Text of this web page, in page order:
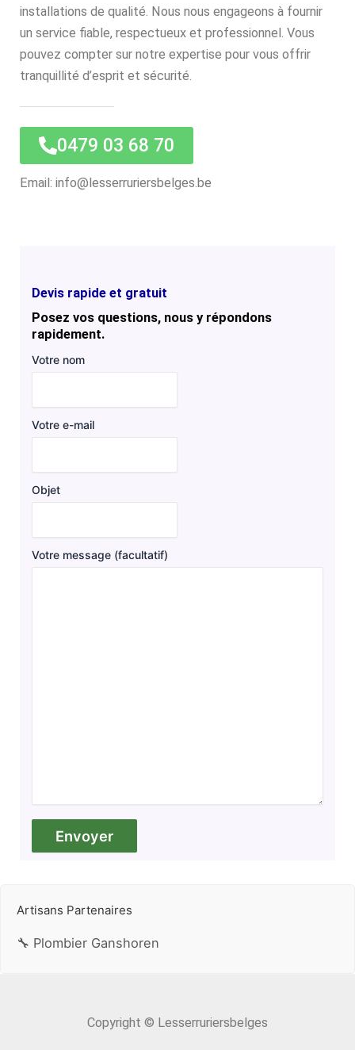
installations de qualité. Nous nous engageons à fournir
un service fiable, respectueux et professionnel. Vous
pouvez compter sur notre expertise pour vous offrir
tranquillité d’esprit et sécurité.
0479 03 68 70
Email: info@lesserruriersbelges.be
Devis rapide et gratuit
Posez vos questions, nous y répondons
rapidement.
Votre nom
Votre e-mail
Objet
Votre message (facultatif)
Artisans Partenaires
🔧 Plombier Ganshoren
Copyright © Lesserruriersbelges